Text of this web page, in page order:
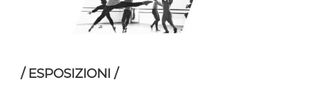
/ ESPOSIZIONI /